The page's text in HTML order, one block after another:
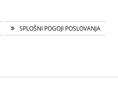
SPLOŠNI POGOJI POSLOVANJA